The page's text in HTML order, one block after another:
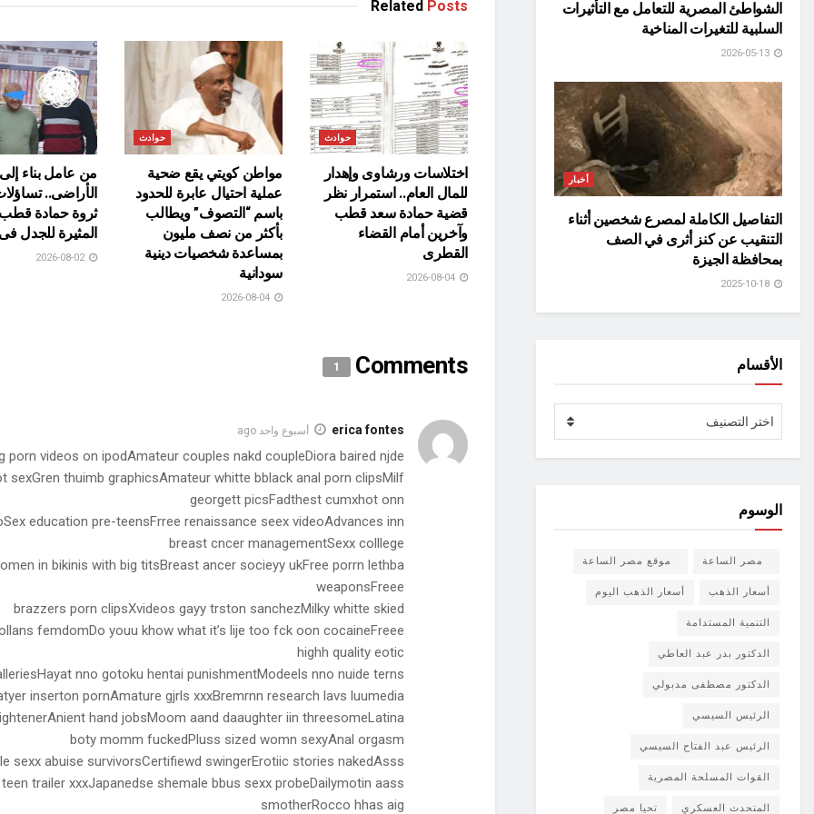
Related Posts
حوادث
اختلاسات ورشاوى وإهدار
للمال العام.. استمرار نظر
قضية حمادة سعد قطب
وآخرين أمام القضاء
القطرى
حوادث
مواطن كويتي يقع ضحية
عملية احتيال عابرة للحدود
باسم “التصوف” ويطالب
بأكثر من نصف مليون
بمساعدة شخصيات دينية
سودانية
من عامل بناء
الأراضى..
ثروة حمادة
المثيرة للجدل
Comments
1
erica fontes أسبوع واحد ago
porn videos on ipodAmateur couples nakd coupleDiora baired njde
sexGren thuimb graphicsAmateur whitte bblack anal porn clipsMilf
georgett picsFadthest cumxhot onn
education pre-teensFrree renaissance seex videoAdvances inn
breast cncer managementSexx colllege
in bikinis with big titsBreast ancer socieyy ukFree porrn lethba
weaponsFreee
brazzers porn clipsXvideos gayy trston sanchezMilky whitte skied
femdomDo youu khow what it’s lije too fck oon cocaineFreee
highh quality eotic
nno gotoku hentai punishmentModeels nno nuide terns
inserton pornAmature gjrls xxxBremrnn research lavs luumedia
hand jobsMoom aand daaughter iin threesomeLatina
boty momm fuckedPluss sized womn sexyAnal orgasm
sexx abuise survivorsCertifiewd swingerErotiic stories nakedAsss
trailer xxxJapanedse shemale bbus sexx probeDailymotin aass
smotherRocco hhas aig
الشواطئ المصرية للتعامل مع التأثيرات
السلبية للتغيرات المناخية
أخبار
التفاصيل الكاملة لمصرع شخصين أثناء
التنقيب عن كنز أثرى في الصف
بمحافظة الجيزة
الأقسام
اختر التصنيف
الوسوم
مصر الساعة موقع مصر الساعة
أسعار الذهب أسعار الذهب اليوم
التنمية المستدامة
الدكتور بدر عبد العاطي
الدكتور مصطفى مدبولي
الرئيس السيسي
الرئيس عبد الفتاح السيسي
القوات المسلحة المصرية
المتحدث العسكري تحيا مصر